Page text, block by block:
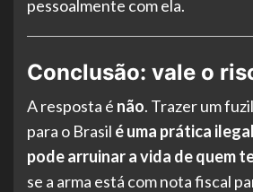
pessoalmente com ela.
Conclusão: vale o
A resposta é não. Trazer um
para o Brasil é uma prática
pode arruinar a vida de quem
se a arma está com nota fiscal